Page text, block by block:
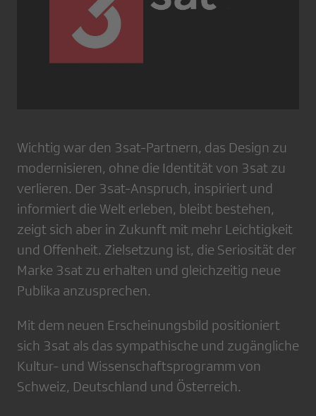
Wichtig war den 3sat-Partnern, das Design zu
modernisieren, ohne die Identität von 3sat zu
verlieren. Der 3sat-Anspruch, inspiriert und
informiert die Welt erleben, bleibt bestehen,
zeigt sich aber in Zukunft mit mehr Leichtigkeit
und Offenheit. Zielsetzung ist, die Seriosität der
Marke 3sat zu erhalten und gleichzeitig neue
Publika anzusprechen.
Mit dem neuen Erscheinungsbild positioniert
sich 3sat als das sympathische und zugängliche
Kultur- und Wissenschaftsprogramm von
Schweiz, Deutschland und Österreich.